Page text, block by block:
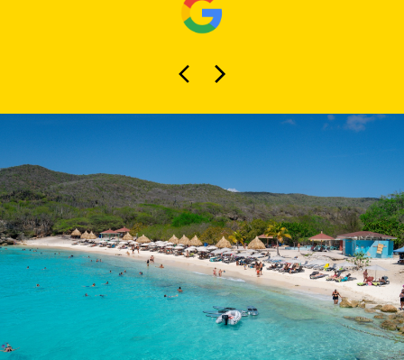
Over Curaçao
Tours